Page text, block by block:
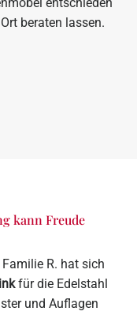
beraten lassen.
kann Freude
R. hat sich
für die Edelstahl
und Auflagen